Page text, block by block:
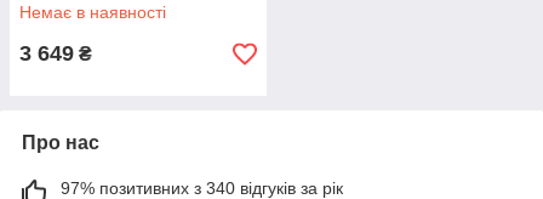
Немає в наявності
3 649 ₴
Про нас
97% позитивних з 340 відгуків за рік